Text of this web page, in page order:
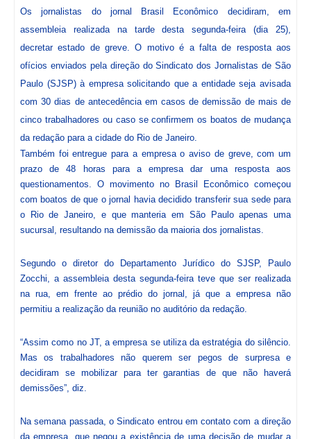
Os jornalistas do jornal Brasil Econômico decidiram, em
assembleia realizada na tarde desta segunda-feira (dia 25),
decretar estado de greve. O motivo é a falta de resposta aos
ofícios enviados pela direção do Sindicato dos Jornalistas de São
Paulo (SJSP) à empresa solicitando que a entidade seja avisada
com 30 dias de antecedência em casos de demissão de mais de
cinco trabalhadores ou caso se confirmem os boatos de mudança
da redação para a cidade do Rio de Janeiro.
Também foi entregue para a empresa o aviso de greve, com um
prazo de 48 horas para a empresa dar uma resposta aos
questionamentos. O movimento no Brasil Econômico começou
com boatos de que o jornal havia decidido transferir sua sede para
o Rio de Janeiro, e que manteria em São Paulo apenas uma
sucursal, resultando na demissão da maioria dos jornalistas.
Segundo o diretor do Departamento Jurídico do SJSP, Paulo
Zocchi, a assembleia desta segunda-feira teve que ser realizada
na rua, em frente ao prédio do jornal, já que a empresa não
permitiu a realização da reunião no auditório da redação.
“Assim como no JT, a empresa se utiliza da estratégia do silêncio.
Mas os trabalhadores não querem ser pegos de surpresa e
decidiram se mobilizar para ter garantias de que não haverá
demissões”, diz.
Na semana passada, o Sindicato entrou em contato com a direção
da empresa, que negou a existência de uma decisão de mudar a